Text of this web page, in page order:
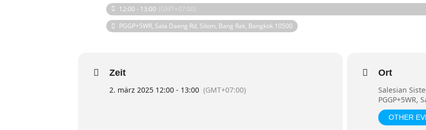
12:00 - 13:00 (GMT+07:00)
PGGP+5WR, Sala Daeng Rd, Silom, Bang Rak, Bangkok 10500
Zeit
2. märz 2025 12:00 - 13:00 (GMT+07:00)
Ort
Salesian
PGGP+5WR,
OTHER